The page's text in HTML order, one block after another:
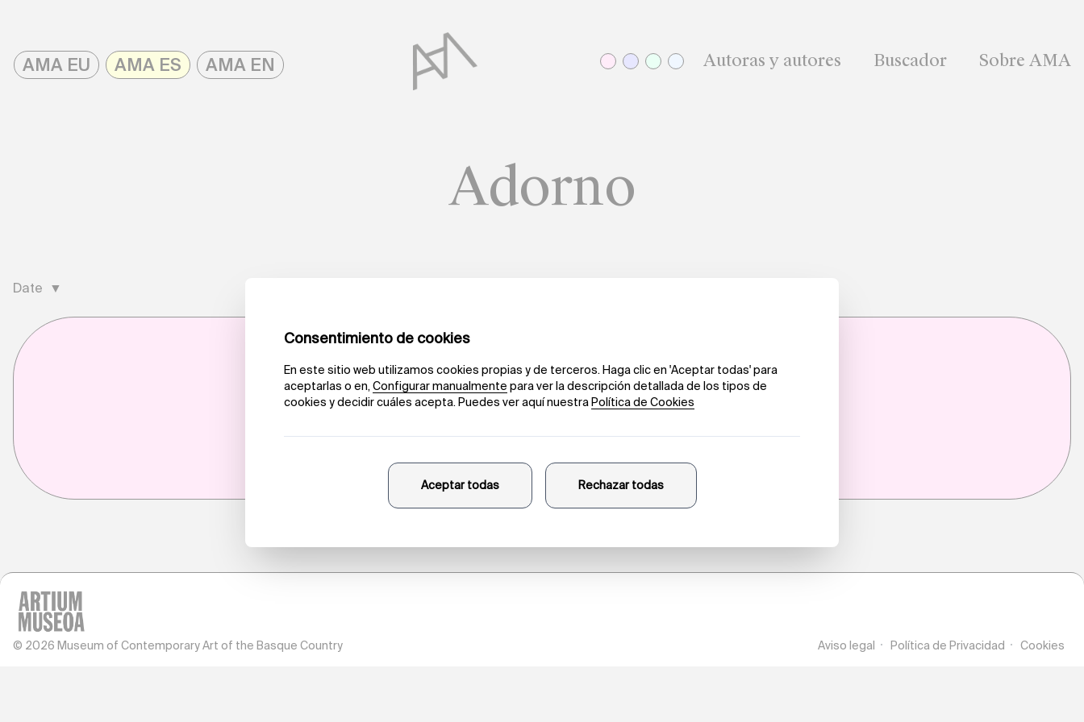
to
content
AMA EU AMA ES AMA EN Autoras y autores Buscador Sobre AMA
Adorno
Date
COSECHAR CONOCIMIENTO
Heartbreaking
Alejandro Alonso Díaz
23 DE JUNIO DE 2025
© 2026 Museum of Contemporary Art of the Basque Country Aviso legal Política de Privacidad Cookies